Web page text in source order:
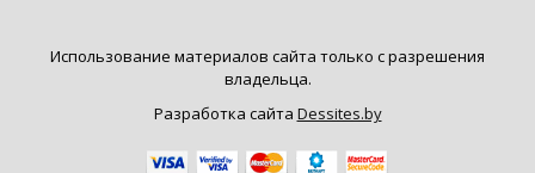
Использование материалов сайта только с разрешения
владельца.
Разработка сайта Dessites.by